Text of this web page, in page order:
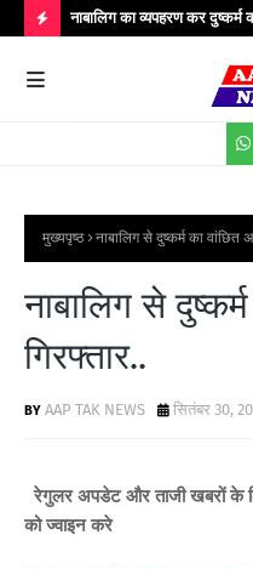
O
S
S
नाबालिग का व्यपहरण कर
मुख्यपृष्ठ नाबालिग से दुष्कर्म का वांछित
नाबालिग से
गिरफ्तार..
AAP TAK NEWS सितंबर 30,
रेगुलर अपडेट और ताजी खबरों के
को ज्वाइन करे